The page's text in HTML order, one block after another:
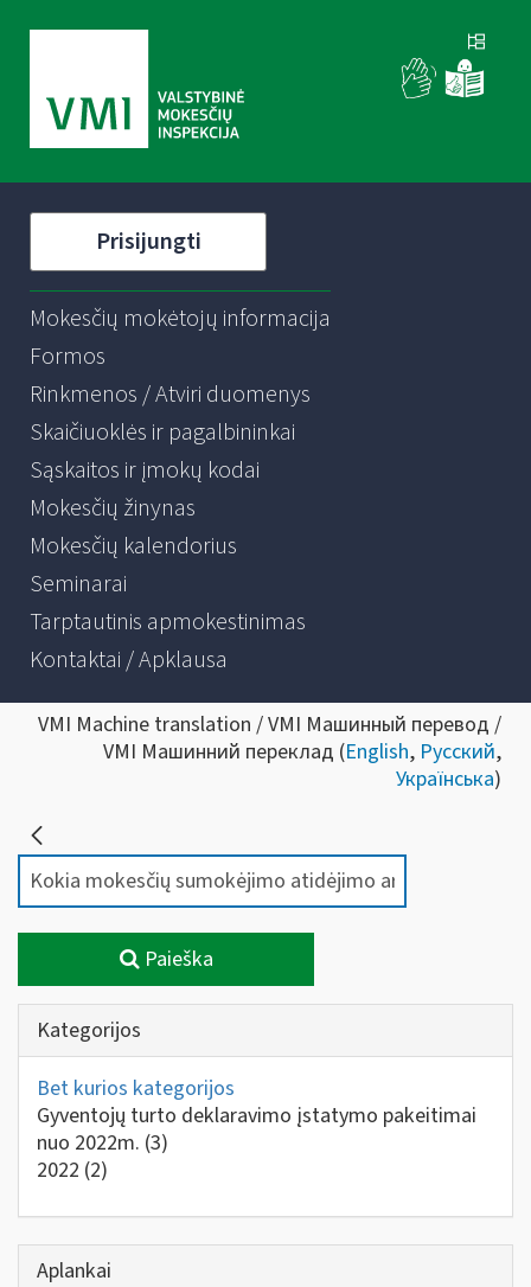
Prisijungti
Mokesčių mokėtojų informacija
Formos
Rinkmenos / Atviri duomenys
Skaičiuoklės ir pagalbininkai
Sąskaitos ir įmokų kodai
Mokesčių žinynas
Mokesčių kalendorius
Seminarai
Tarptautinis apmokestinimas
Kontaktai / Apklausa
VMI Machine translation / VMI Машинный перевод /
VMI Машинний переклад (English, Русский,
Українська)
Paieška
Kategorijos
Bet kurios kategorijos
Gyventojų turto deklaravimo įstatymo pakeitimai
nuo 2022m. (3)
2022 (2)
Aplankai